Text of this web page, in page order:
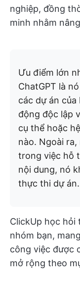
nghiệp, đồng
minh nhằm
Ưu điểm lớn
ChatGPT là
các dự án
động độc lập
cụ thể hoặc
nào. Ngoài
trong việc hỗ
nội dung, nó
thực thi dự án.
ClickUp học hỏi
nhóm bạn,
công việc được
mở rộng theo